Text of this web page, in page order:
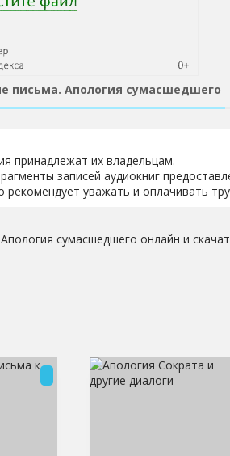
письма. Апология сумасшедшего
принадлежат их владельцам.
записей аудиокниг
уважать и оплачивать
сумасшедшего онлайн и